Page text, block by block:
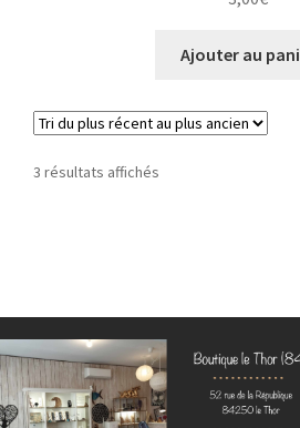
Ajouter au
3 résultats affichés
ancien